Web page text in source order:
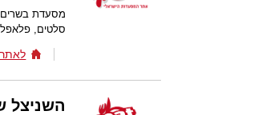
מסעדת בשרים
סלטים, פלאפל
לאתר
השניצל